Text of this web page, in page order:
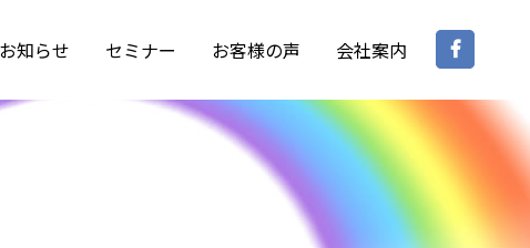
お知らせ セミナー お客様の声 会社案内